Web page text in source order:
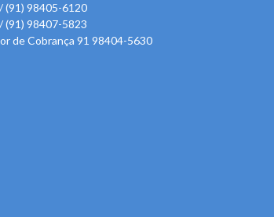
(91) 98405-6120
(91) 98407-5823
de Cobrança 91 98404-5630